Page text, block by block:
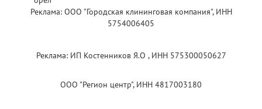
Реклама: ООО "Городская клининговая компания", ИНН
5754006405
Реклама: ИП Костенников Я.О , ИНН 575300050627
ООО "Регион центр", ИНН 4817003180